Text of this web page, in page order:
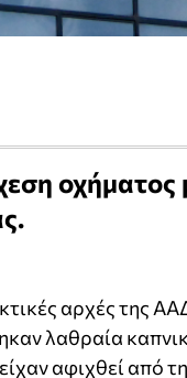
οχήματος
αρχές της
λαθραία
αφιχθεί από